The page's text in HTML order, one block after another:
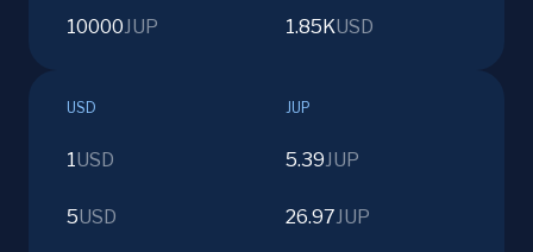
10000JUP 1.85KUSD
USD JUP
1USD 5.39JUP
5USD 26.97JUP